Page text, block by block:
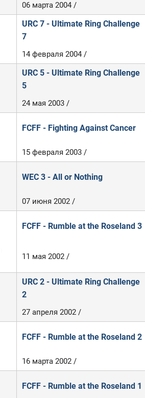
06 марта 2004 /
URC 7 - Ultimate Ring Challenge
7
14 февраля 2004 /
URC 5 - Ultimate Ring Challenge
5
24 мая 2003 /
FCFF - Fighting Against Cancer
15 февраля 2003 /
WEC 3 - All or Nothing
07 июня 2002 /
FCFF - Rumble at the Roseland 3
11 мая 2002 /
URC 2 - Ultimate Ring Challenge
2
27 апреля 2002 /
FCFF - Rumble at the Roseland 2
16 марта 2002 /
FCFF - Rumble at the Roseland 1